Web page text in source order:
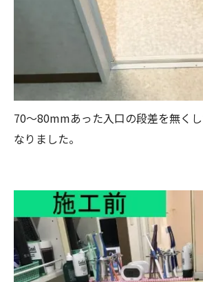
70～80mmあった入口の段差を無く
なりました。